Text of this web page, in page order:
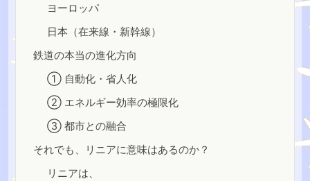
ヨーロッパ
日本（在来線・新幹線）
鉄道の本当の進化方向
① 自動化・省人化
② エネルギー効率の極限化
③ 都市との融合
それでも、リニアに意味はあるのか？
リニアは、